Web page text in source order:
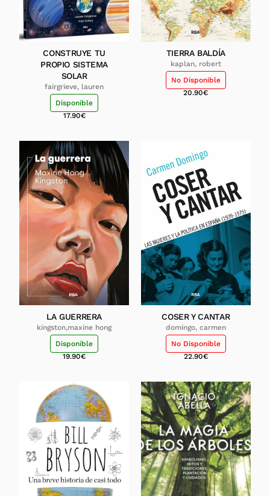
CONSTRUYE TU
PROPIO SISTEMA
SOLAR
fairgrieve, lauren
Disponible
17.90€
TIERRA BALDÍA
kaplan, robert
No Disponible
20.90€
LA GUERRERA
kingston,maxine hong
Disponible
19.90€
COSER Y CANTAR
domingo, carmen
No Disponible
22.90€